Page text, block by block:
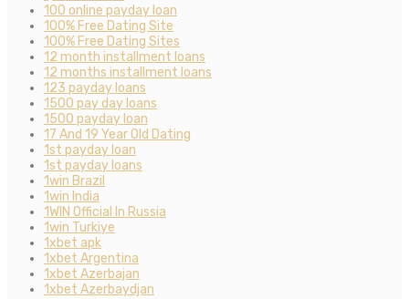
100 online payday loan
100% Free Dating Site
100% Free Dating Sites
12 month installment loans
12 months installment loans
123 payday loans
1500 pay day loans
1500 payday loan
17 And 19 Year Old Dating
1st payday loan
1st payday loans
1win Brazil
1win India
1WIN Official In Russia
1win Turkiye
1xbet apk
1xbet Argentina
1xbet Azerbajan
1xbet Azerbaydjan